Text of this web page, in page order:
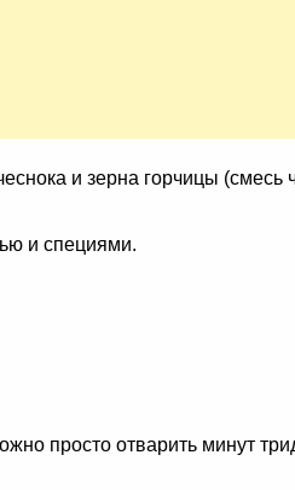
и зерна горчицы (смесь
и специями.
просто отварить минут